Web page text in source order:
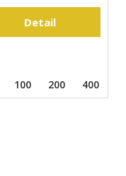
Detail
100 200 400